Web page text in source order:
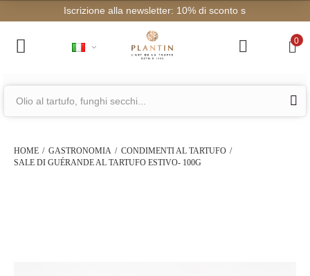
Iscrizione a
0
HOME GASTRONOMIA
CONDIMENTI AL TARTUFO
SALE DI GUÉRANDE AL TARTUFO ESTIVO- 100G